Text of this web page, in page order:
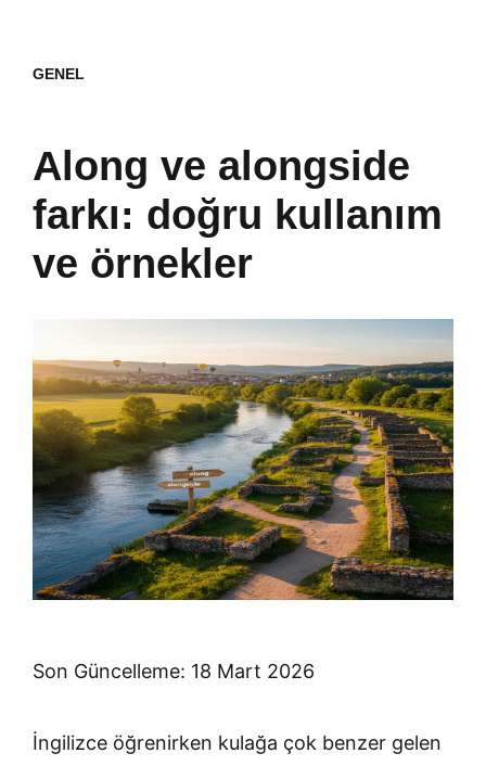
GENEL
Along ve alongside
farkı: doğru kullanım
ve örnekler
Son Güncelleme: 18 Mart 2026
İngilizce öğrenirken kulağa çok benzer gelen